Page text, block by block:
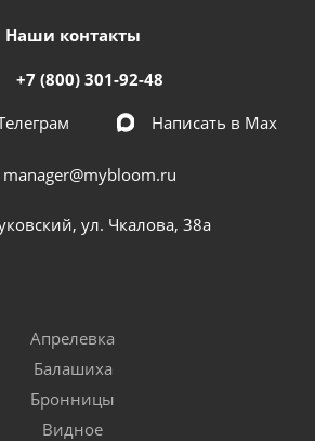
Наши контакты
+7 (800) 301-92-48
Написать в Мах
manager@mybloom.ru
ул. Чкалова, 38а
Апрелевка
Балашиха
Бронницы
Видное